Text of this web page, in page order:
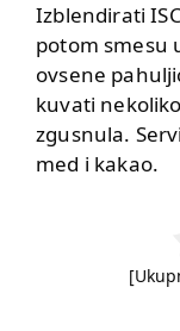
Izblendirati
potom smesu
ovsene
kuvati
zgusnula.
med i kakao.